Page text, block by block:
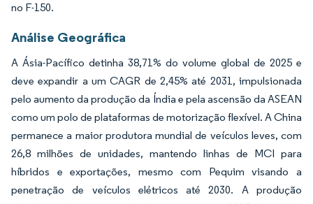
no F-150.
Análise Geográfica
A Ásia-Pacífico detinha 38,71% do volume global de 2025 e
deve expandir a um CAGR de 2,45% até 2031, impulsionada
pelo aumento da produção da Índia e pela ascensão da ASEAN
como um polo de plataformas de motorização flexível. A China
permanece a maior produtora mundial de veículos leves, com
26,8 milhões de unidades, mantendo linhas de MCI para
híbridos e exportações, mesmo com Pequim visando a
penetração de veículos elétricos até 2030. A produção